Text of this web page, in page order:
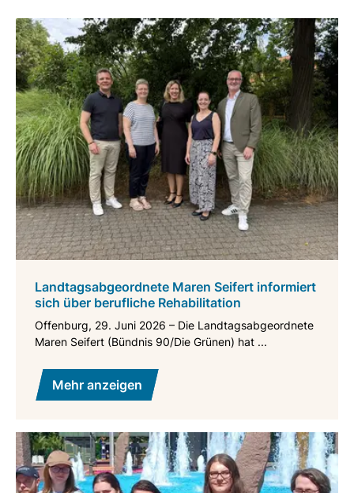
Landtagsabgeordnete Maren Seifert informiert
sich über berufliche Rehabilitation
Offenburg, 29. Juni 2026 – Die Landtagsabgeordnete
Maren Seifert (Bündnis 90/Die Grünen) hat ...
Mehr anzeigen